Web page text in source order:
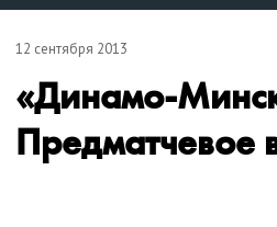
12 сентября 2013
«Динамо-
Предматчевое